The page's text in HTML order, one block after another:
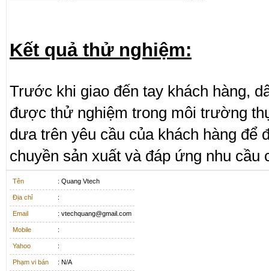
Kết quả thử nghiệm:
Trước khi giao đến tay khách hàng,
được thử nghiệm trong môi trường
dưa trên yêu cầu của khách hàng để
chuyền sản xuất và đáp ứng nhu cầu
Tên : Quang Vtech
Địa chỉ :
Email : vtechquang@gmail.com
Mobile :
Yahoo :
Phạm vi bán : N/A